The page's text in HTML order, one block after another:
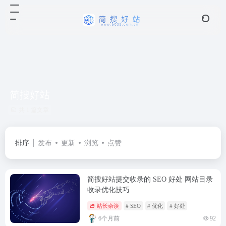
排序 发布 更新 浏览 点赞
简搜好站提交收录的 SEO 好处 网站目录
收录优化技巧
站长杂谈 # SEO # 优化 # 好处
6个月前 92